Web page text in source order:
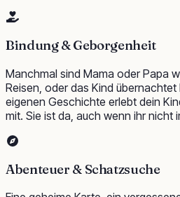
Bindung & Geborgenheit
Manchmal sind Mama oder Papa
Reisen, oder das Kind
eigenen Geschichte erlebt dein
mit. Sie ist da, auch wenn ihr nicht
Abenteuer & Schatzsuche